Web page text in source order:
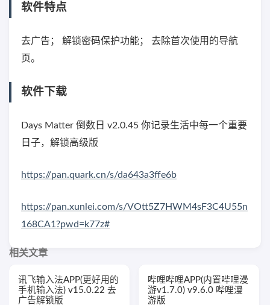
软件特点
去广告； 解锁密码保护功能； 去除首次使用的导航
页。
软件下载
Days Matter 倒数日 v2.0.45 你记录生活中每一个重要
日子，解锁高级版
https://pan.quark.cn/s/da643a3ffe6b
https://pan.xunlei.com/s/VOtt5Z7HWM4sF3C4U55n
168CA1?pwd=k77z#
相关文章
讯飞输入法APP(更好用的
手机输入法) v15.0.22 去
广告解锁版
哔哩哔哩APP(内置哔哩漫
游v1.7.0) v9.6.0 哔哩漫
游版